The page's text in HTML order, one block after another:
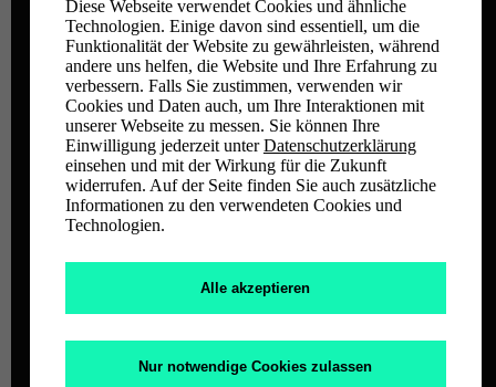
Diese Webseite verwendet Cookies und ähnliche
Technologien. Einige davon sind essentiell, um die
Funktionalität der Website zu gewährleisten, während
andere uns helfen, die Website und Ihre Erfahrung zu
verbessern. Falls Sie zustimmen, verwenden wir
Cookies und Daten auch, um Ihre Interaktionen mit
unserer Webseite zu messen. Sie können Ihre
Einwilligung jederzeit unterDatenschutzerklärung
einsehen und mit der Wirkung für die Zukunft
widerrufen. Auf der Seite finden Sie auch zusätzliche
Informationen zu den verwendeten Cookies und
Technologien.
Alle akzeptieren
Nur notwendige Cookies zulassen